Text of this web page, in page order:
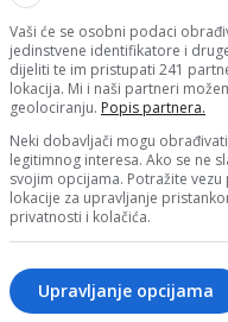
bila razlog različitim
i bihaćkoj regiji –
– a koji su izazivali salve
ujdurme kako bi se
su izostajale u
se samo prakse u HNK-
iz prvih redova borbe za
interesu“, zabranjeno
praksa, i ta vrsta
je povećane nervoze
uostalom, nedavnih bisera
s članicom CIK-a, koja
Vaši će se osobni podaci
jedinstvene identifikatore i
dijeliti te im pristupati 241
lokacija. Mi i naši partneri
geolociranju. Popis partnera.
Neki dobavljači mogu
legitimnog interesa. Ako se ne
svojim opcijama. Potražite
lokacije za upravljanje
privatnosti i kolačića.
Upravljanje opcijama